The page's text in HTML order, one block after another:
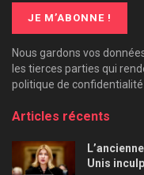
Nous gardons vos
les tierces parties qui
politique de
Articles récents
Unis